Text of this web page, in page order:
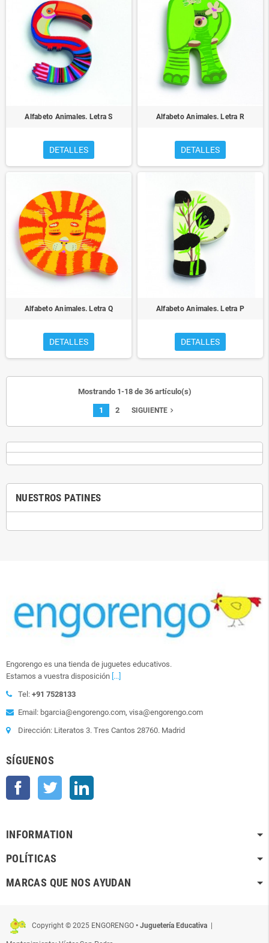
NUESTROS PATINES
Alfabeto Animales. Letra S
DETALLES
Alfabeto Animales. Letra R
DETALLES
Alfabeto Animales. Letra Q
DETALLES
Alfabeto Animales. Letra P
DETALLES
Mostrando 1-18 de 36 artículo(s)
1 2 SIGUIENTE navigate_next
Engorengo es una tienda de juguetes educativos.
Estamos a vuestra disposición [...]
Tel: +91 7528133
Email: bgarcia@engorengo.com, visa@engorengo.com
Dirección: Literatos 3. Tres Cantos 28760. Madrid
SÍGUENOS
Facebook Twitter
INFORMATION
POLÍTICAS
MARCAS QUE NOS AYUDAN
Copyright © 2025 ENGORENGO • Juguetería Educativa